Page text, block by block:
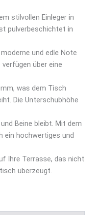
stilvollen Einleger in
pulverbeschichtet in
und edle Note
über eine
was dem Tisch
Die Unterschubhöhe
Beine bleibt. Mit dem
ein hochwertiges und
Ihre Terrasse, das nicht
überzeugt.